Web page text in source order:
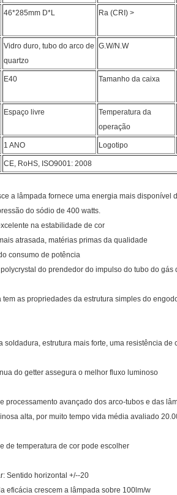
46*285mm D*L Ra (CRI) >
Vidro duro, tubo do arco de
quartzo
G.W/N.W
E40 Tamanho da caixa
Espaço livre
Temperatura da
operação
1 ANO Logotipo
CE, RoHS, ISO9001: 2008
a lâmpada fornece uma energia mais
do sódio de 400 watts.
na estabilidade de cor
atrasada, matérias primas da qualidade
consumo de potência
do prendedor do impulso do tubo do
tem as propriedades da estrutura simples do
soldadura, estrutura mais forte, uma resistência de
do getter assegura o melhor fluxo luminoso
processamento avançado dos arco-tubos e das
alta, por muito tempo vida média avaliado
de temperatura de cor pode escolher
Sentido horizontal +/--20
eficácia crescem a lâmpada sobre 100lm/w